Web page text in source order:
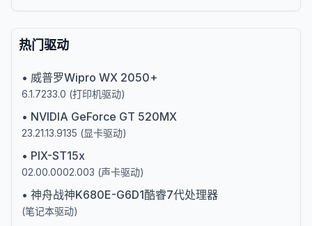
热门驱动
• 威普罗Wipro WX 2050+
6.1.7233.0 (打印机驱动)
• NVIDIA GeForce GT 520MX
23.21.13.9135 (显卡驱动)
• PIX-ST15x
02.00.0002.003 (声卡驱动)
• 神舟战神K680E-G6D1酷睿7代处理器
(笔记本驱动)